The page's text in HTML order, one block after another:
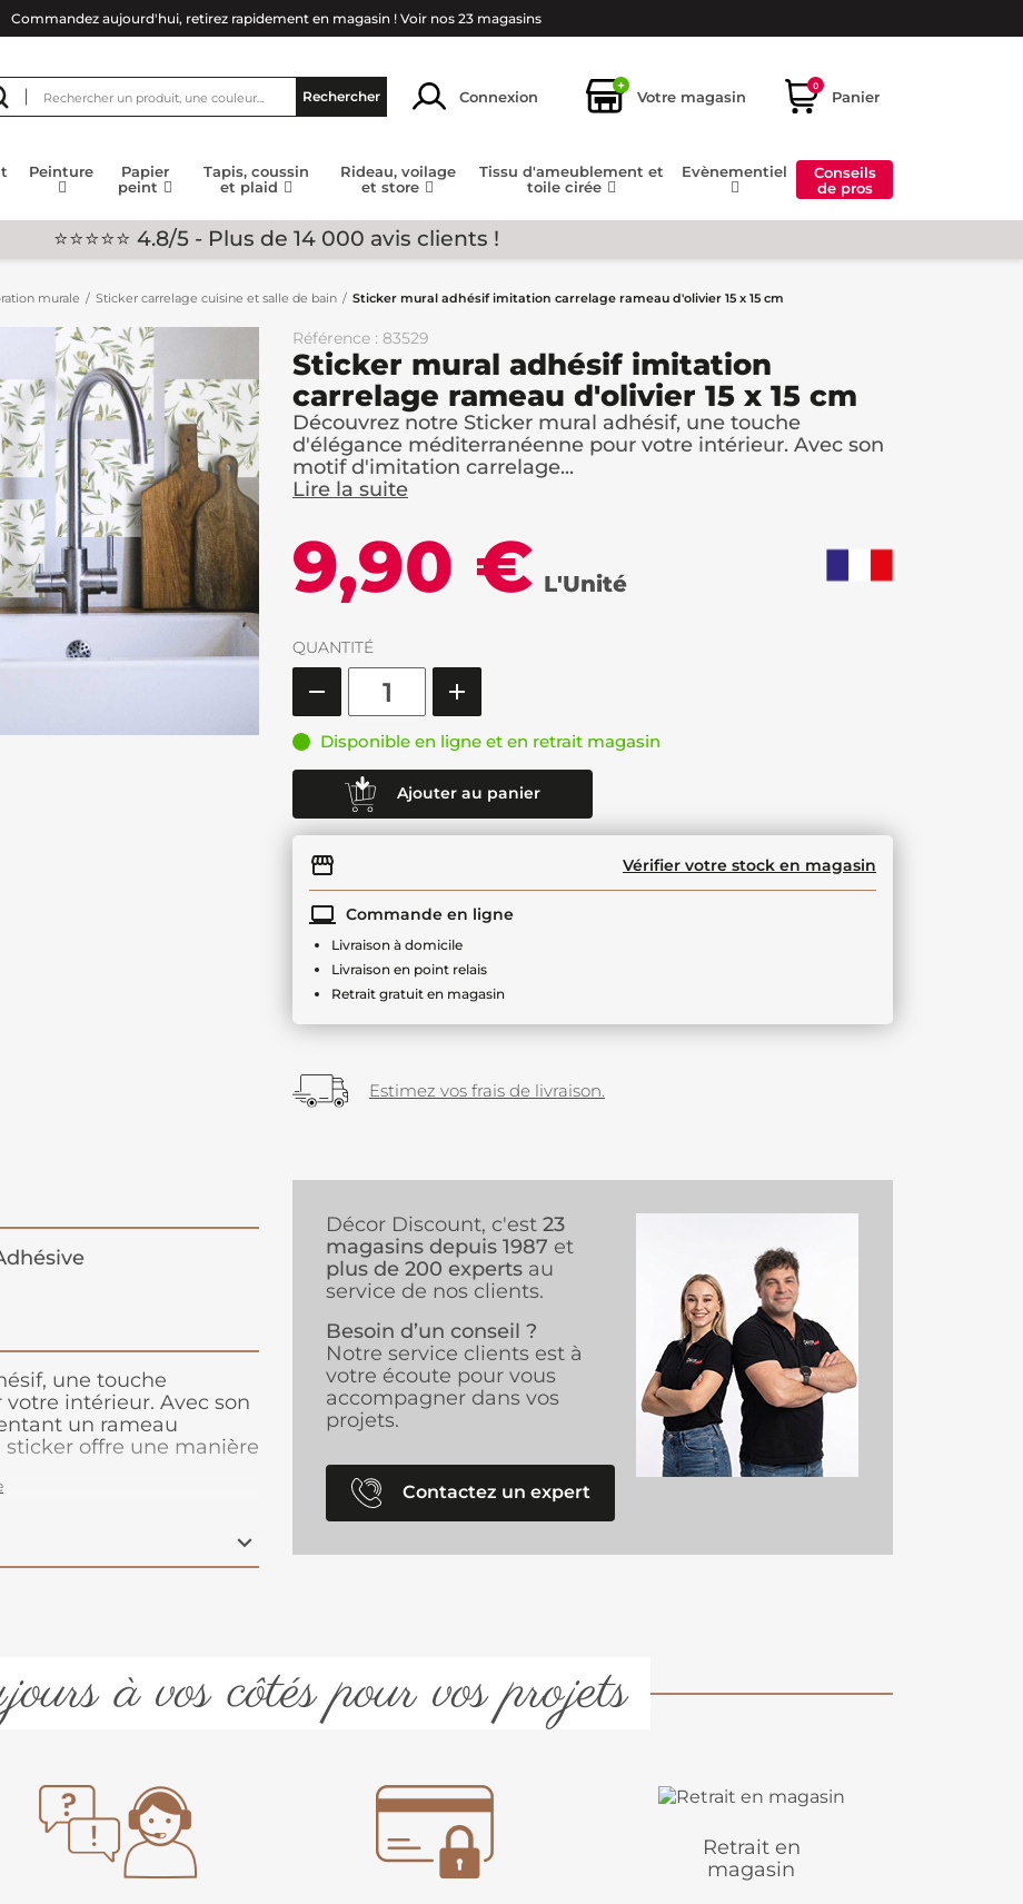
Commandez aujourd'hui, retirez rapidement en magasin ! Voir nos 23 magasins
Rechercher Connexion
+
Votre magasin
0
Panier
Peinture
Papier
peint
Tapis, coussin
et plaid
Rideau, voilage
et store
Tissu d'ameublement et
toile cirée
Evènementiel
Conseils
de pros
⭐⭐⭐⭐⭐ 4.8/5 - Plus de 14 000 avis clients !
murale Sticker carrelage cuisine et salle de bain Sticker mural adhésif imitation carrelage rameau d'olivier 15 x 15 cm
Référence : 83529
Sticker mural adhésif imitation
carrelage rameau d'olivier 15 x 15 cm
Découvrez notre Sticker mural adhésif, une touche
d'élégance méditerranéenne pour votre intérieur. Avec son
motif d'imitation carrelage...
Lire la suite
9,90 € L'Unité
QUANTITÉ
Disponible en ligne et en retrait magasin
Ajouter au panier
Vérifier votre stock en magasin
Commande en ligne
Livraison à domicile
Livraison en point relais
Retrait gratuit en magasin
Estimez vos frais de livraison.
une touche
intérieur. Avec son
un rameau
sticker offre une manière
fraîcheur et de
Décor Discount, c'est 23
magasins depuis 1987 et
plus de 200 experts au
service de nos clients.
Besoin d’un conseil ?
Notre service clients est à
votre écoute pour vous
accompagner dans vos
projets.
Contactez un expert
à vos côtés pour vos projets
Retrait en
magasin